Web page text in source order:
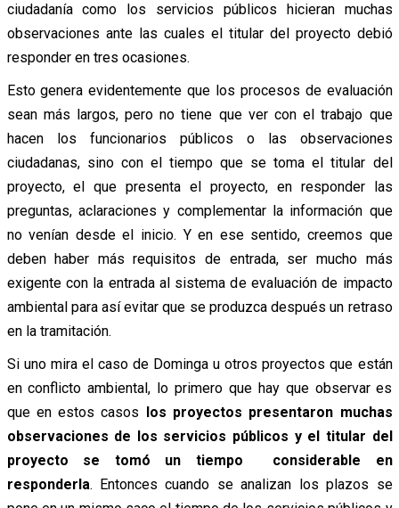
ciudadanía como los servicios públicos hicieran muchas
observaciones ante las cuales el titular del proyecto debió
responder en tres ocasiones.
Esto genera evidentemente que los procesos de evaluación
sean más largos, pero no tiene que ver con el trabajo que
hacen los funcionarios públicos o las observaciones
ciudadanas, sino con el tiempo que se toma el titular del
proyecto, el que presenta el proyecto, en responder las
preguntas, aclaraciones y complementar la información que
no venían desde el inicio. Y en ese sentido, creemos que
deben haber más requisitos de entrada, ser mucho más
exigente con la entrada al sistema de evaluación de impacto
ambiental para así evitar que se produzca después un retraso
en la tramitación.
Si uno mira el caso de Dominga u otros proyectos que están
en conflicto ambiental, lo primero que hay que observar es
que en estos casos los proyectos presentaron muchas
observaciones de los servicios públicos y el titular del
proyecto se tomó un tiempo considerable en
responderla. Entonces cuando se analizan los plazos se